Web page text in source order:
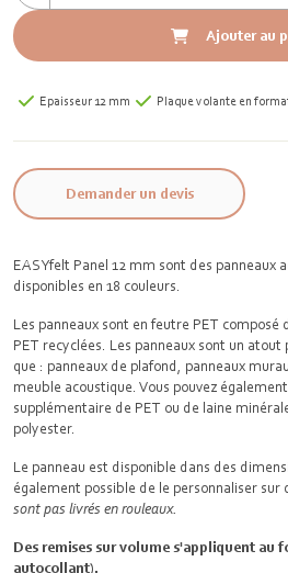
Ajouter au
Epaisseur 12 mm Plaque volante en
Demander un devis
EASYfelt Panel 12 mm sont des panneaux
disponibles en 18 couleurs.
Les panneaux sont en feutre PET composé
PET recyclées. Les panneaux sont un
que : panneaux de plafond, panneaux
meuble acoustique. Vous pouvez
supplémentaire de PET ou de laine
polyester.
Le panneau est disponible dans des
également possible de le personnaliser sur
sont pas livrés en rouleaux.
Des remises sur volume s'appliquent au
autocollant).